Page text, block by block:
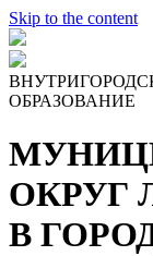
Skip to the content
ОБРАЗОВАНИЕ
ОКРУГ
В